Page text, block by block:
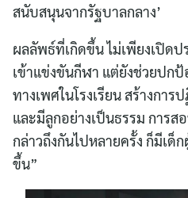
สนับสนุนจากรัฐบาลกลาง’
ผลลัพธ์ที่เกิดขึ้น ไม่เพียงเปิด
เข้าแข่งขันกีฬา แต่ยังช่วยปก
ทางเพศในโรงเรียน สร้างกา
และมีลูกอย่างเป็นธรรม การส
กล่าวถึงกันไปหลายครั้ง ก็มีเด็
ขึ้น”